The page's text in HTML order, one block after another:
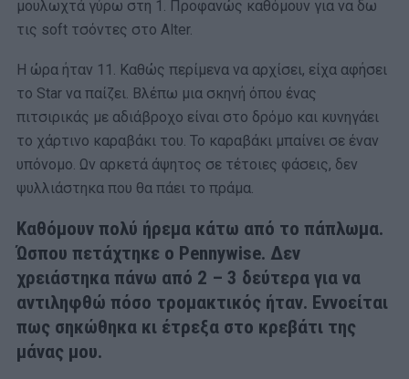
μουλωχτά γύρω στη 1. Προφανώς καθόμουν για να δω
τις soft τσόντες στο Alter.
Η ώρα ήταν 11. Καθώς περίμενα να αρχίσει, είχα αφήσει
το Star να παίζει. Βλέπω μια σκηνή όπου ένας
πιτσιρικάς με αδιάβροχο είναι στο δρόμο και κυνηγάει
το χάρτινο καραβάκι του. Το καραβάκι μπαίνει σε έναν
υπόνομο. Ων αρκετά άψητος σε τέτοιες φάσεις, δεν
ψυλλιάστηκα που θα πάει το πράμα.
Καθόμουν πολύ ήρεμα κάτω από το πάπλωμα.
Ώσπου πετάχτηκε ο Pennywise. Δεν
χρειάστηκα πάνω από 2 – 3 δεύτερα για να
αντιληφθώ πόσο τρομακτικός ήταν. Εννοείται
πως σηκώθηκα κι έτρεξα στο κρεβάτι της
μάνας μου.